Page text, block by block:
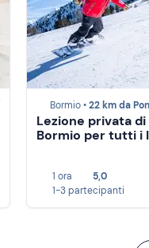
Bormio •22 km da
Lezione privata
Bormio per tutti i
1 ora
5,0
1-3 partecipanti